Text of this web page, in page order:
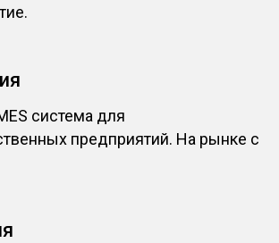
система для
предприятий. На рынке с